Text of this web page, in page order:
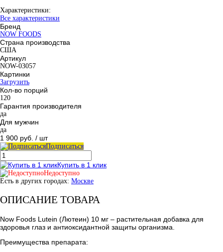
Характеристики:
Все характеристики
Бренд
NOW FOODS
Страна производства
США
Артикул
NOW-03057
Картинки
Загрузить
Кол-во порций
120
Гарантия производителя
да
Для мужчин
да
1 900 руб. / шт
Подписаться
Купить в 1 клик
Недоступно
Есть в других городах: Москве
ОПИСАНИЕ ТОВАРА
Now Foods Lutein (Лютеин) 10 мг – растительная добавка для
здоровья глаз и антиоксидантной защиты организма.
Преимущества препарата: